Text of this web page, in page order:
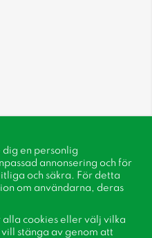
en personlig
annonsering och för
och säkra. För detta
om användarna, deras
cookies eller välj vilka
stänga av genom att